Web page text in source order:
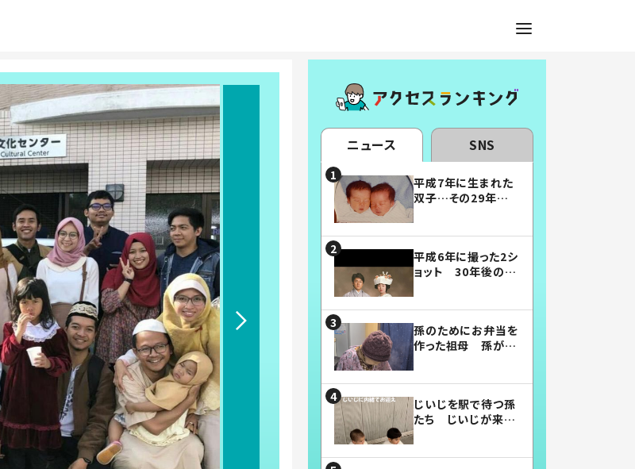
ニュース SNS
平成7年に生まれた
双子…その29年後
平成6年に撮った2シ
ョット 30年後の姿
孫のためにお弁当を
作った祖母 孫が絶
じいじを駅で待つ孫
たち じいじが来た